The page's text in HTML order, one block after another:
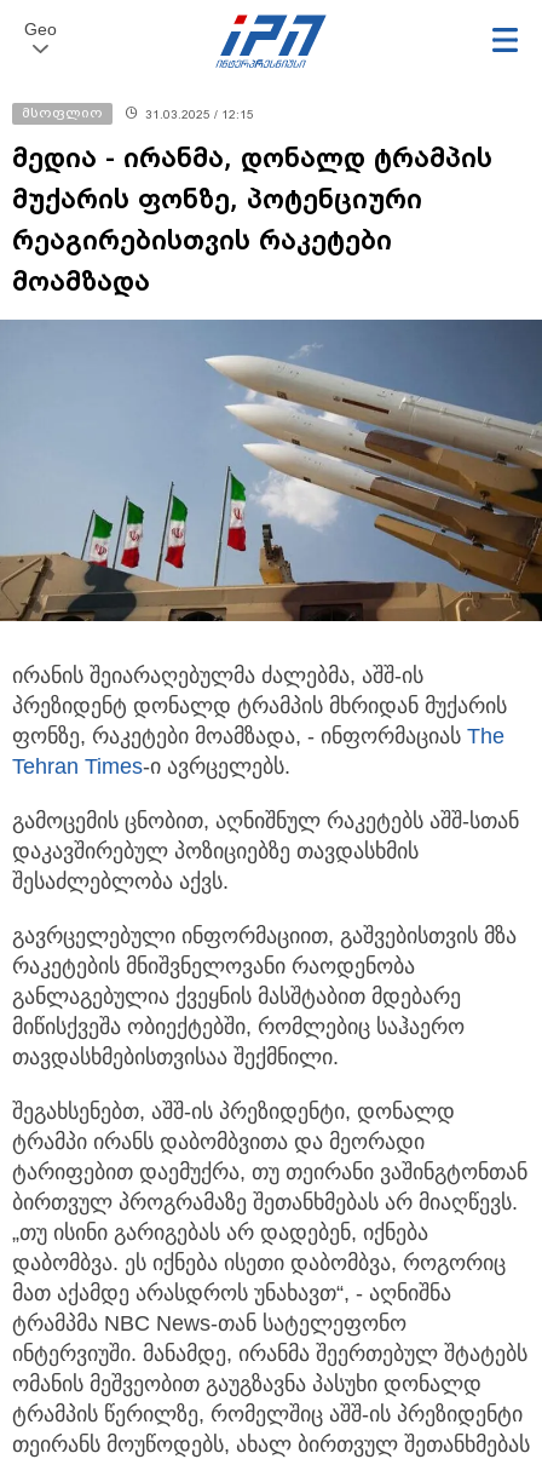
Geo
მსოფლიო 31.03.2025 / 12:15
მედია - ირანმა, დონალდ ტრამპის
მუქარის ფონზე, პოტენციური
რეაგირებისთვის რაკეტები
მოამზადა
ირანის შეიარაღებულმა ძალებმა, აშშ-ის
პრეზიდენტ დონალდ ტრამპის მხრიდან მუქარის
ფონზე, რაკეტები მოამზადა, - ინფორმაციას The
Tehran Times-ი ავრცელებს.
გამოცემის ცნობით, აღნიშნულ რაკეტებს აშშ-სთან
დაკავშირებულ პოზიციებზე თავდასხმის
შესაძლებლობა აქვს.
გავრცელებული ინფორმაციით, გაშვებისთვის მზა
რაკეტების მნიშვნელოვანი რაოდენობა
განლაგებულია ქვეყნის მასშტაბით მდებარე
მიწისქვეშა ობიექტებში, რომლებიც საჰაერო
თავდასხმებისთვისაა შექმნილი.
შეგახსენებთ, აშშ-ის პრეზიდენტი, დონალდ
ტრამპი ირანს დაბომბვითა და მეორადი
ტარიფებით დაემუქრა, თუ თეირანი ვაშინგტონთან
ბირთვულ პროგრამაზე შეთანხმებას არ მიაღწევს.
„თუ ისინი გარიგებას არ დადებენ, იქნება
დაბომბვა. ეს იქნება ისეთი დაბომბვა, როგორიც
მათ აქამდე არასდროს უნახავთ“, - აღნიშნა
ტრამპმა NBC News-თან სატელეფონო
ინტერვიუში. მანამდე, ირანმა შეერთებულ შტატებს
ომანის მეშვეობით გაუგზავნა პასუხი დონალდ
ტრამპის წერილზე, რომელშიც აშშ-ის პრეზიდენტი
თეირანს მოუწოდებს, ახალ ბირთვულ შეთანხმებას